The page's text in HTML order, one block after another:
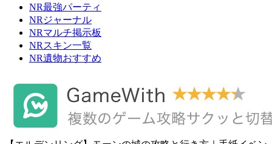
NR最強パーティ
NRジャーナル
NRマルチ掲示板
NRスキン一覧
NR遺物おすすめ